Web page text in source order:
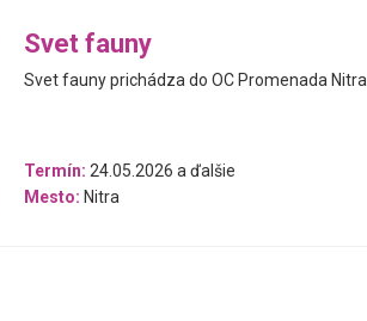
Svet fauny
Svet fauny prichádza do OC Promenada Nitra.
Termín: 24.05.2026 a ďalšie
Mesto: Nitra